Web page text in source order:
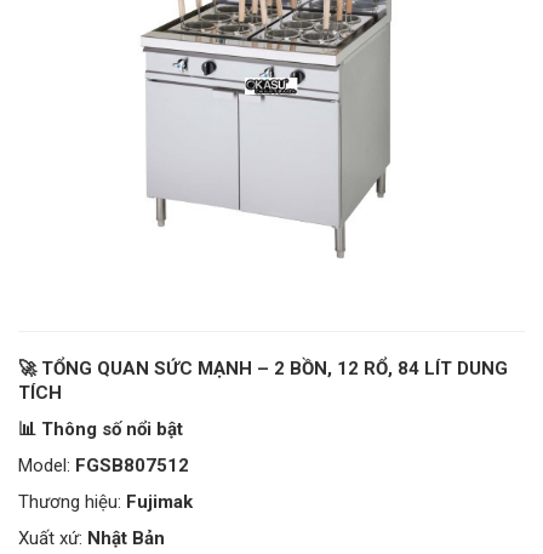
🚀 TỔNG QUAN SỨC MẠNH – 2 BỒN, 12 RỔ, 84 LÍT DUNG
TÍCH
📊 Thông số nổi bật
Model: FGSB807512
Thương hiệu: Fujimak
Xuất xứ: Nhật Bản